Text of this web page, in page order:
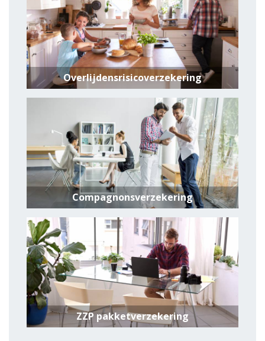
Overlijdensrisicoverzekering
Compagnonsverzekering
ZZP pakketverzekering